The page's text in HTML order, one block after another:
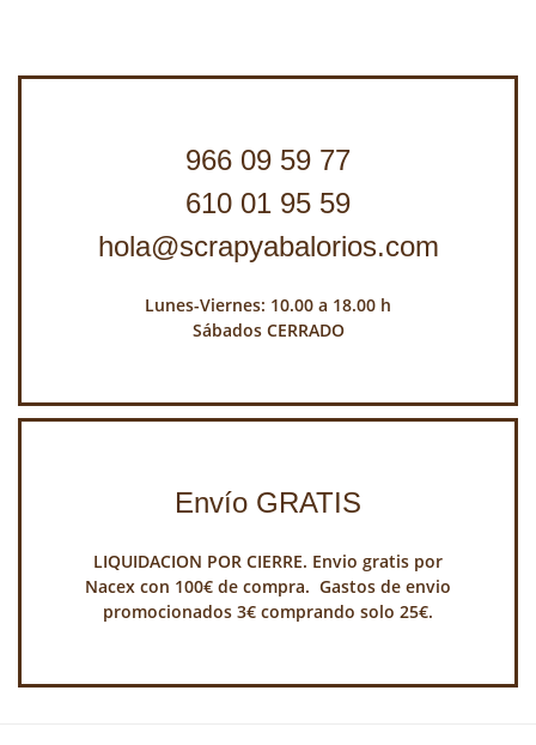
966 09 59 77
610 01 95 59
hola@scrapyabalorios.com
Lunes-Viernes: 10.00 a 18.00 h
Sábados CERRADO
Envío GRATIS
LIQUIDACION POR CIERRE. Envio gratis por
Nacex con 100€ de compra. Gastos de envio
promocionados 3€ comprando solo 25€.